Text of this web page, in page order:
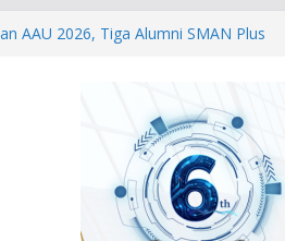
AAU 2026, Tiga Alumni SMAN Plus
Akpol Dampingi Siswa Sekolah
Bhakti 2026
Prajurit, Kodaeral V Hadiri Syukuran
Surabaya
Personel Lanud Sulaiman
World Boomerang Championship